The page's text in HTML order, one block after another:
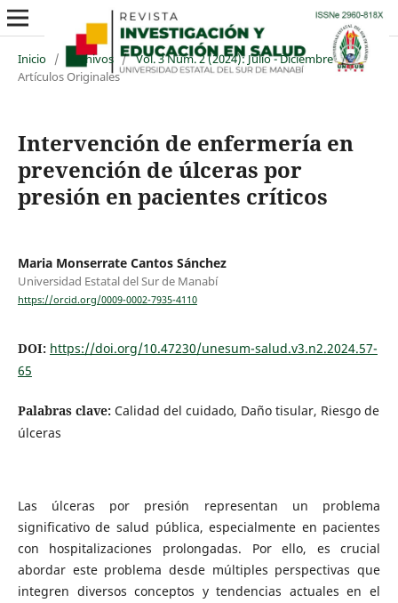
Inicio / Archivos / Vol. 3 Núm. 2 (2024): Julio - Diciembre /
Artículos Originales
Intervención de enfermería en
prevención de úlceras por
presión en pacientes críticos
Maria Monserrate Cantos Sánchez
Universidad Estatal del Sur de Manabí
https://orcid.org/0009-0002-7935-4110
DOI: https://doi.org/10.47230/unesum-salud.v3.n2.2024.57-
65
Palabras clave: Calidad del cuidado, Daño tisular, Riesgo de
úlceras
Las úlceras por presión representan un problema
significativo de salud pública, especialmente en pacientes
con hospitalizaciones prolongadas. Por ello, es crucial
abordar este problema desde múltiples perspectivas que
integren diversos conceptos y tendencias actuales en el